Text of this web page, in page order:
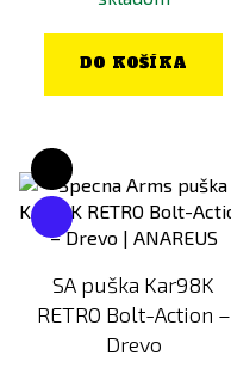
DO KOŠÍKA
SA puška Kar98K
RETRO Bolt-Action –
Drevo